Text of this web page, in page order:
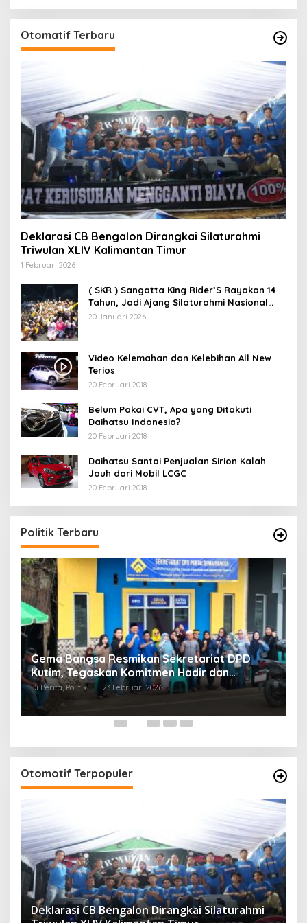
Otomatif Terbaru
Deklarasi CB Bengalon Dirangkai Silaturahmi
Triwulan XLIV Kalimantan Timur
1 Februari 2026
( SKR ) Sangatta King Rider’S Rayakan 14
Tahun, Jadi Ajang Silaturahmi Nasional
Pecinta RX King
20 Januari 2026
Video Kelemahan dan Kelebihan All New
Terios
20 Februari 2018
Belum Pakai CVT, Apa yang Ditakuti
Daihatsu Indonesia?
20 Februari 2018
Daihatsu Santai Penjualan Sirion Kalah
Jauh dari Mobil LCGC
20 Februari 2018
Politik Terbaru
Gema Bangsa Resmikan Sekretariat DPD
Kutim, Tegaskan Komitmen Hadir dan
Mengabdi untuk Rakyat
Di Berita, Politik 23 Februari 2026
Otomotif Terpopuler
Deklarasi CB Bengalon Dirangkai Silaturahmi